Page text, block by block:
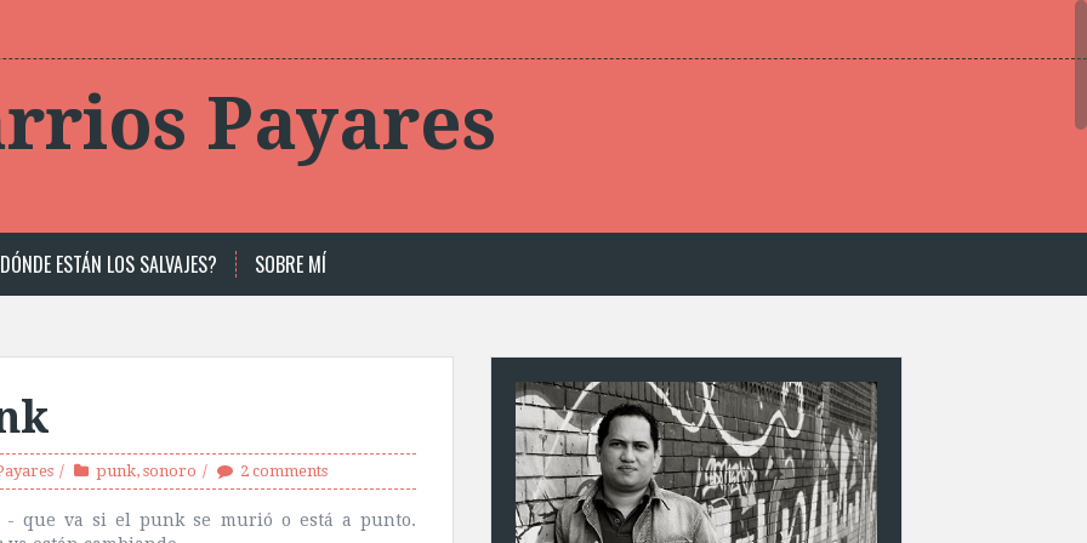
Payares
ESTÁN LOS SALVAJES? SOBRE MÍ
punk, sonoro 2 comments
- que va si elpunk se murió o está a punto.